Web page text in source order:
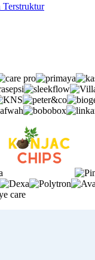
Terstruktur